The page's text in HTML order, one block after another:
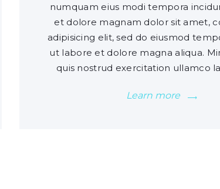
numquam eius modi tempora
et dolore magnam dolor sit amet,
adipisicing elit, sed do eiusmod
ut labore et dolore magna aliqua.
quis nostrud exercitation ullamco
Learn more